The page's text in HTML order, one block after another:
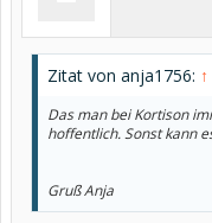
Zitat von anja1756: ↑
Das man bei Kortison
hoffentlich. Sonst kann
Gruß Anja